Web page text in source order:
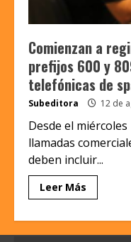
Comienzan a
prefijos 600 y
telefónicas de
Subeditora 12 de
Desde el
llamadas
deben incluir...
Leer Más